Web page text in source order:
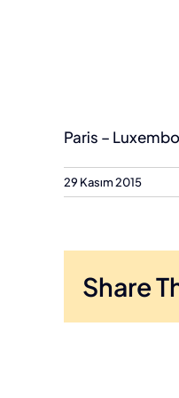
Paris –
29 Kasım 2015
Share